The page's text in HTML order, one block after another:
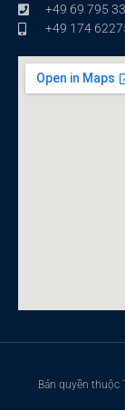
+49 69 795
+49 174
Bản quyền thuộc